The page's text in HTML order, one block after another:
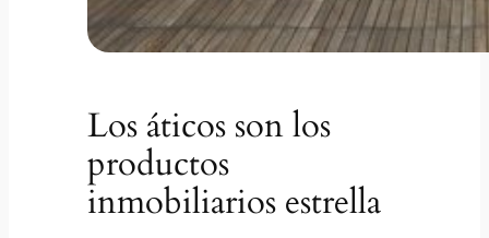
Los áticos son los
productos
inmobiliarios estrella